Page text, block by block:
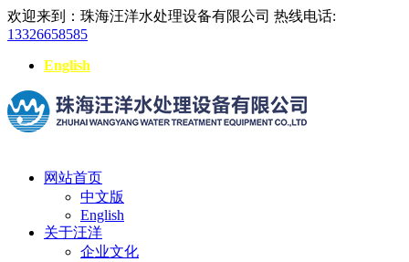
欢迎来到：珠海汪洋水处理设备有限公司 热线电话:
13326658585
English
网站首页
中文版
English
关于汪洋
企业文化